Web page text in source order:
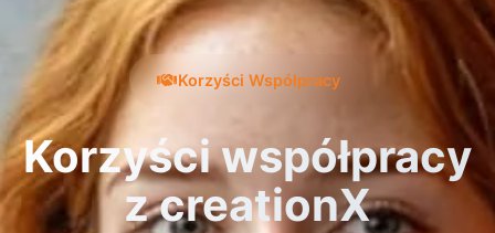
Korzyści Współpracy
Korzyści współpracy
z creationX